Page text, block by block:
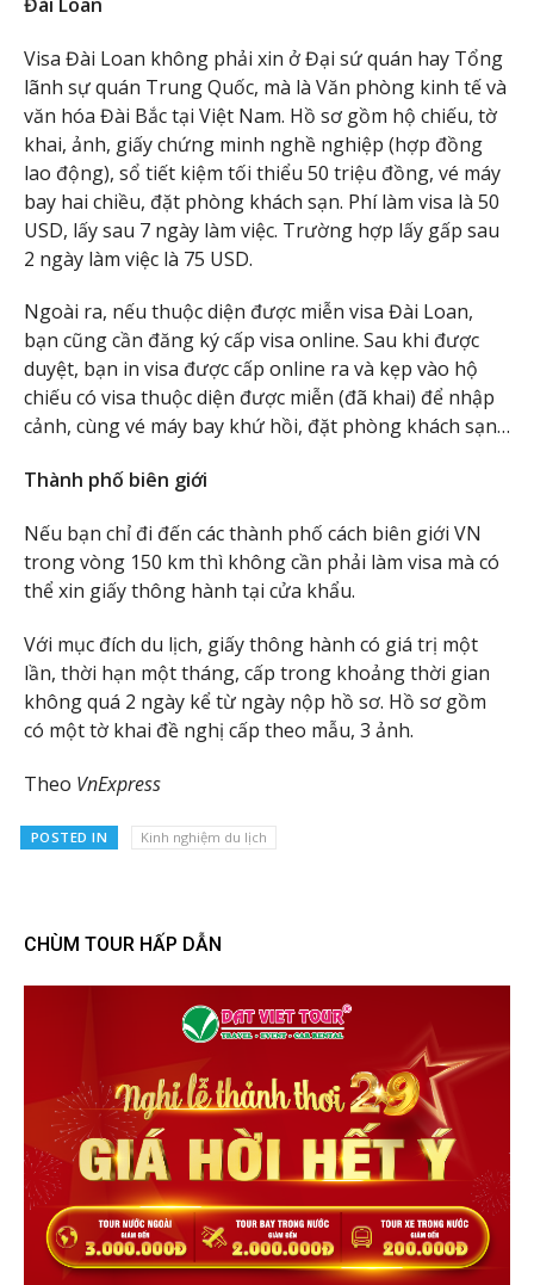
Visa Đài Loan không phải xin ở Đại sứ quán hay Tổng
lãnh sự quán Trung Quốc, mà là Văn phòng kinh tế và
văn hóa Đài Bắc tại Việt Nam. Hồ sơ gồm hộ chiếu, tờ
khai, ảnh, giấy chứng minh nghề nghiệp (hợp đồng
lao động), sổ tiết kiệm tối thiểu 50 triệu đồng, vé máy
bay hai chiều, đặt phòng khách sạn. Phí làm visa là 50
USD, lấy sau 7 ngày làm việc. Trường hợp lấy gấp sau
2 ngày làm việc là 75 USD.
Ngoài ra, nếu thuộc diện được miễn visa Đài Loan,
bạn cũng cần đăng ký cấp visa online. Sau khi được
duyệt, bạn in visa được cấp online ra và kẹp vào hộ
chiếu có visa thuộc diện được miễn (đã khai) để nhập
cảnh, cùng vé máy bay khứ hồi, đặt phòng khách sạn…
Thành phố biên giới
Nếu bạn chỉ đi đến các thành phố cách biên giới VN
trong vòng 150 km thì không cần phải làm visa mà có
thể xin giấy thông hành tại cửa khẩu.
Với mục đích du lịch, giấy thông hành có giá trị một
lần, thời hạn một tháng, cấp trong khoảng thời gian
không quá 2 ngày kể từ ngày nộp hồ sơ. Hồ sơ gồm
có một tờ khai đề nghị cấp theo mẫu, 3 ảnh.
Theo VnExpress
POSTED IN Kinh nghiệm du lịch
CHÙM TOUR HẤP DẪN